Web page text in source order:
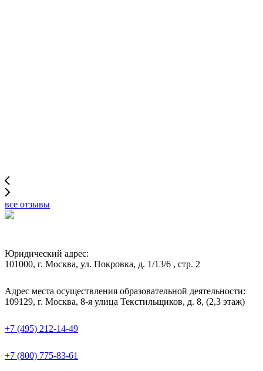
все отзывы
Юридический адрес:
101000, г. Москва, ул. Покровка, д. 1/13/6 , стр. 2
Адрес места осуществления образовательной деятельности:
109129, г. Москва, 8-я улица Текстильщиков, д. 8, (2,3 этаж)
+7 (495) 212-14-49
+7 (800) 775-83-61